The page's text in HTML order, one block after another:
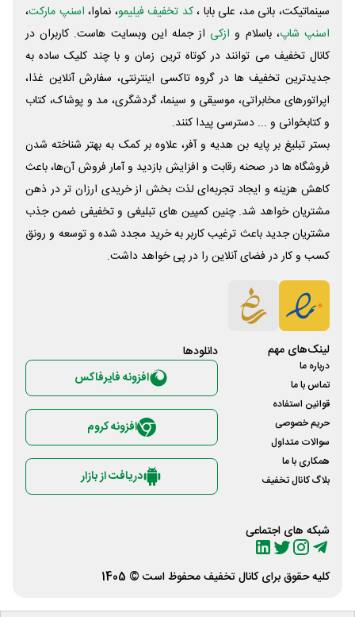
سینماتیکت، بانی مد، علی‌ بابا ،کد تخفیف فیلیمو، نماوا، اسنپ مارکت،
اسنپ شاپ، باسلام و ازکی از جمله این وبسایت ‌هاست. کاربران در
کانال تخفیف می توانند در کوتاه ترین زمان و با چند کلیک ساده به
جدیدترین تخفیف ها در گروه تاکسی اینترنتی، سفارش آنلاین غذا،
اپراتورهای مخابراتی، موسیقی و سینما، گردشگری، مد و پوشاک، کتاب
و کتابخوانی و ... دسترسی پیدا کنند.
بستر تبلیغ بر پایه بن هدیه و آفر، علاوه بر کمک به بهتر شناخته شدن
فروشگاه ها در صحنه رقابت و افزایش بازدید و آمار فروش آن‌ها، باعث
کاهش هزینه و ایجاد تجربه‌ای لذت بخش از خریدی ارزان تر در ذهن
مشتریان خواهد شد. چنین کمپین های تبلیغی و تخفیفی ضمن جذب
مشتریان جدید باعث ترغیب کاربر به خرید مجدد شده و توسعه و رونق
کسب و کار در فضای آنلاین را در پی خواهد داشت.
لینک‌های مهم
درباره ما
تماس با ما
قوانین استفاده
حریم خصوصی
سوالات متداول
همکاری با ما
بلاگ کانال تخفیف
شبکه های اجتماعی
دانلود‌ها
افزونه فایرفاکس
افزونه کروم
دریافت از بازار
کلیه حقوق برای کانال تخفیفمحفوظ است © 1405